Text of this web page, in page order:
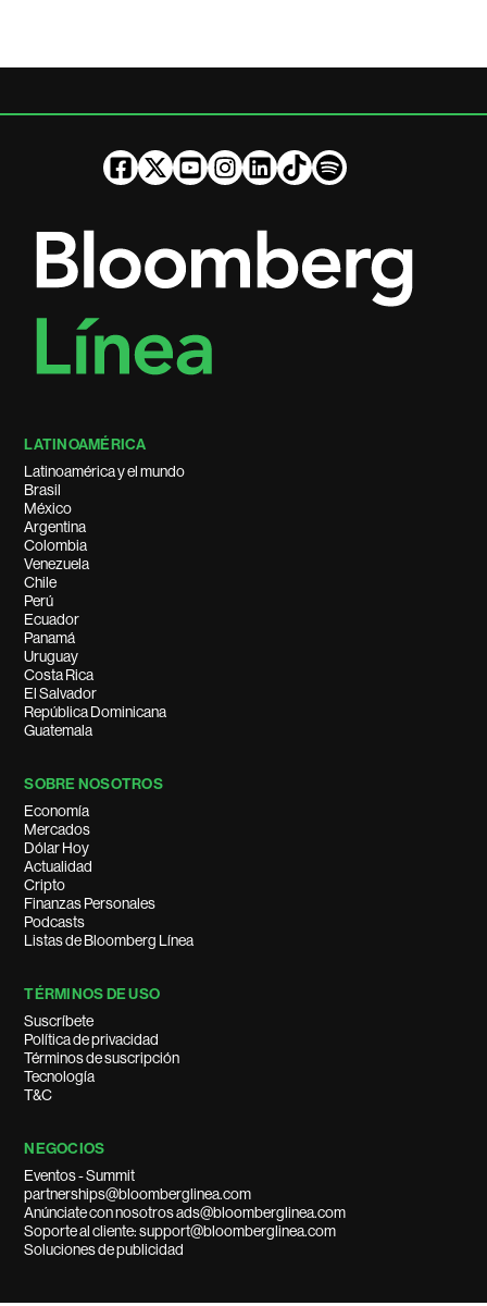
LATINOAMÉRICA
Latinoamérica y el mundo
Brasil
México
Argentina
Colombia
Venezuela
Chile
Perú
Ecuador
Panamá
Uruguay
Costa Rica
El Salvador
República Dominicana
Guatemala
SOBRE NOSOTROS
Economía
Mercados
Dólar Hoy
Actualidad
Cripto
Finanzas Personales
Podcasts
Listas de Bloomberg Línea
TÉRMINOS DE USO
Suscríbete
Política de privacidad
Términos de suscripción
Tecnología
T&C
NEGOCIOS
Eventos - Summit
partnerships@bloomberglinea.com
Anúnciate con nosotros ads@bloomberglinea.com
Soporte al cliente: support@bloomberglinea.com
Soluciones de publicidad